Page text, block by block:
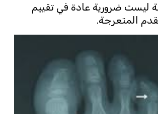
ليست ضرورية عادة في تقييم
المتعرجة.